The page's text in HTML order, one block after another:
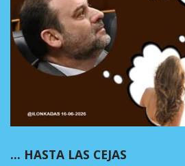
… HASTA LAS CEJAS